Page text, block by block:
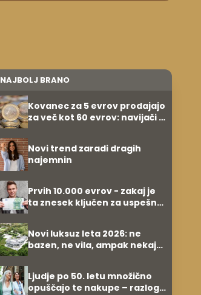
NAJBOLJ BRANO
Kovanec za 5 evrov prodajajo
za več kot 60 evrov: navijači in
Novi trend zaradi dragih
najemnin
Prvih 10.000 evrov - zakaj je
ta znesek ključen za uspešno
Novi luksuz leta 2026: ne
bazen, ne vila, ampak nekaj
Ljudje po 50. letu množično
opuščajo te nakupe – razlog